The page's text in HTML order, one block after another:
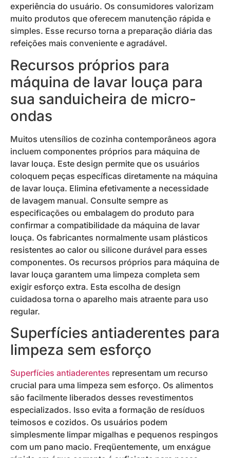
experiência do usuário. Os consumidores valorizam
muito produtos que oferecem manutenção rápida e
simples. Esse recurso torna a preparação diária das
refeições mais conveniente e agradável.
Recursos próprios para
máquina de lavar louça para
sua sanduicheira de micro-
ondas
Muitos utensílios de cozinha contemporâneos agora
incluem componentes próprios para máquina de
lavar louça. Este design permite que os usuários
coloquem peças específicas diretamente na máquina
de lavar louça. Elimina efetivamente a necessidade
de lavagem manual. Consulte sempre as
especificações ou embalagem do produto para
confirmar a compatibilidade da máquina de lavar
louça. Os fabricantes normalmente usam plásticos
resistentes ao calor ou silicone durável para esses
componentes. Os recursos próprios para máquina de
lavar louça garantem uma limpeza completa sem
exigir esforço extra. Esta escolha de design
cuidadosa torna o aparelho mais atraente para uso
regular.
Superfícies antiaderentes para
limpeza sem esforço
Superfícies antiaderentes representam um recurso
crucial para uma limpeza sem esforço. Os alimentos
são facilmente liberados desses revestimentos
especializados. Isso evita a formação de resíduos
teimosos e cozidos. Os usuários podem
simplesmente limpar migalhas e pequenos respingos
com um pano macio. Freqüentemente, um enxágue